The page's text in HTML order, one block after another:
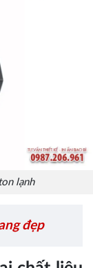
lạnh
đẹp